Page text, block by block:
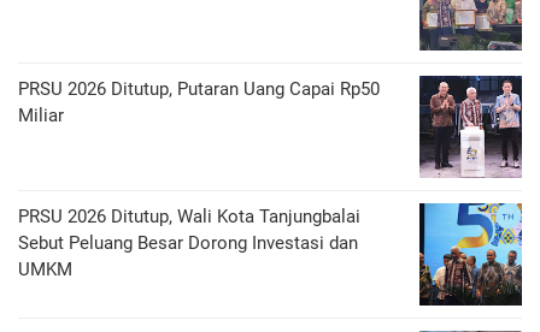
PRSU 2026 Ditutup, Putaran Uang Capai Rp50
Miliar
PRSU 2026 Ditutup, Wali Kota Tanjungbalai
Sebut Peluang Besar Dorong Investasi dan
UMKM